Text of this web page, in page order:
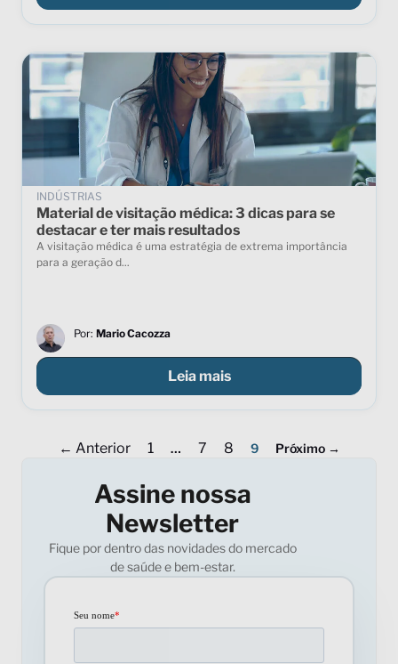
INDÚSTRIAS
Material de visitação médica: 3 dicas para se
destacar e ter mais resultados
A visitação médica é uma estratégia de extrema importância
para a geração d...
Por: Mario Cacozza
Leia mais
← Anterior 1 … 7 8 9 Próximo →
Assine nossa
Newsletter
Fique por dentro das novidades do mercado
de saúde e bem-estar.